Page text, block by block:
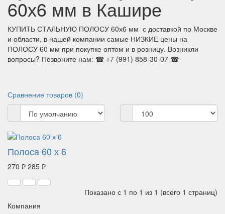
60х6 мм в Кашире
КУПИТЬ СТАЛЬНУЮ ПОЛОСУ 60х6 мм с доставкой по Москве
и области, в нашей компании самые НИЗКИЕ цены на
ПОЛОСУ 60 мм при покупке оптом и в розницу. Возникли
вопросы? Позвоните нам: ☎ +7 (991) 858-30-07 ☎
Сравнение товаров (0)
Полоса 60 х 6
270 ₽ 285 ₽
Показано с 1 по 1 из 1 (всего 1 страниц)
Компания